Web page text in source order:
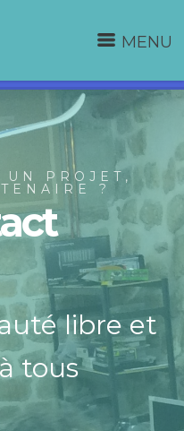
MENU
UN PROJET,
?
libre et
tous